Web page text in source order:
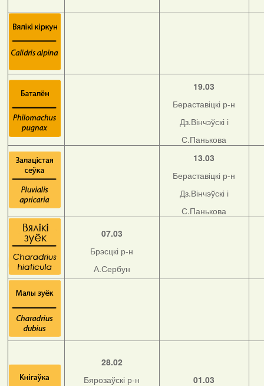
19.03
Бераставіцкі р-н
Дз.Вінчэўскі і
С.Панькова
13.03
Бераставіцкі р-н
Дз.Вінчэўскі і
С.Панькова
07.03
Брэсцкі р-н
А.Сербун
28.02
Бярозаўскі р-н
01.03